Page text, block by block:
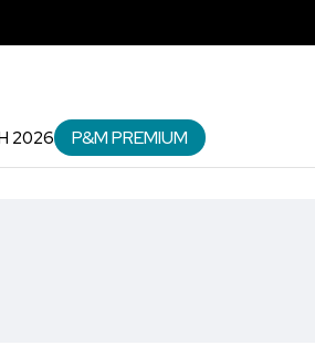
2026 P&M PREMIUM